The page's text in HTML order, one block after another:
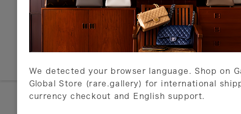
We detected your browser language. Shop on
Global Store (rare.gallery) for international
currency checkout and English support.
銀行振込・郵便振替
代金引換
Amazon Pay
PayPay
店頭支払い
詳しくはこちら